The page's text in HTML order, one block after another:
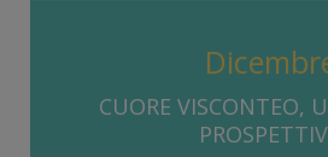
CUORE VISCONTEO,